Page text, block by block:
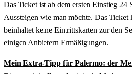
Das Ticket ist ab dem ersten Einstieg
Aussteigen wie man möchte. Das
beinhaltet keine Eintrittskarten zur den
einigen Anbietern Ermäßigungen.
Mein Extra-Tipp für Palermo: der